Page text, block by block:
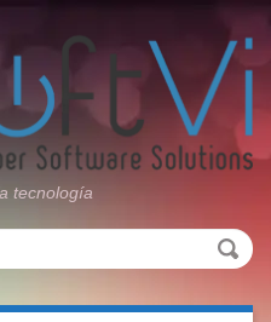
tecnología